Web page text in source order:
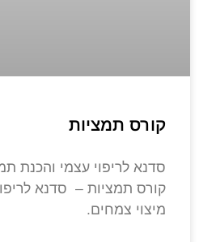
קורס תמציות
סדנא לריפוי עצמי והכנת
קורס תמציות – סדנא
מיצוי צמחים.